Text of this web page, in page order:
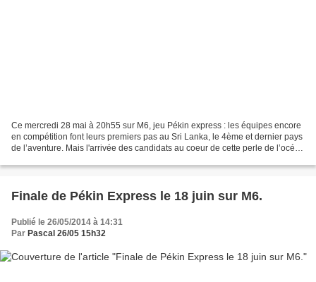
Ce mercredi 28 mai à 20h55 sur M6, jeu Pékin express : les équipes encore
en compétition font leurs premiers pas au Sri Lanka, le 4ème et dernier pays
de l’aventure. Mais l'arrivée des candidats au coeur de cette perle de l’océan
Finale de Pékin Express le 18 juin sur M6.
Publié le 26/05/2014 à 14:31
Par Pascal 26/05 15h32